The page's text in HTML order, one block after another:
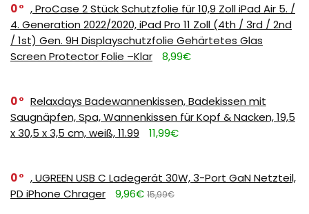
0
, ProCase 2 Stück Schutzfolie für 10,9 Zoll iPad Air 5. /
4. Generation 2022/2020, iPad Pro 11 Zoll (4th / 3rd / 2nd
/ 1st) Gen. 9H Displayschutzfolie Gehärtetes Glas
Screen Protector Folie –Klar
8,99€
0
Relaxdays Badewannenkissen, Badekissen mit
Saugnäpfen, Spa, Wannenkissen für Kopf & Nacken, 19,5
x 30,5 x 3,5 cm, weiß, 11.99
11,99€
0
, UGREEN USB C Ladegerät 30W, 3-Port GaN Netzteil,
PD iPhone Chrager
9,96€ 15,99€